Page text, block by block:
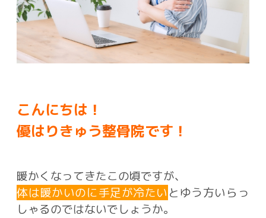
こんにちは！
優はりきゅう整骨院です！
暖かくなってきたこの頃ですが、
体は暖かいのに手足が冷たい とゆう方いらっ
しゃるのではないでしょうか。